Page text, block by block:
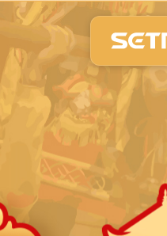
白沙屯媽祖進